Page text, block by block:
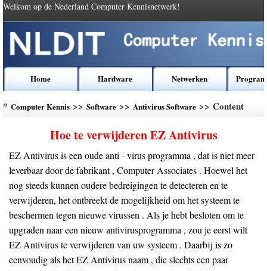
Welkom op de Nederland Computer Kennisnetwerk!
Home Hardware Netwerken
* Computer Kennis >> Software >> Antivirus Software >> Content
Hoe te verwijderen EZ Antivirus
EZ Antivirus is een oude anti - virus programma , dat is niet meer
leverbaar door de fabrikant , Computer Associates . Hoewel het
nog steeds kunnen oudere bedreigingen te detecteren en te
verwijderen, het ontbreekt de mogelijkheid om het systeem te
beschermen tegen nieuwe virussen . Als je hebt besloten om te
upgraden naar een nieuw antivirusprogramma , zou je eerst wilt
EZ Antivirus te verwijderen van uw systeem . Daarbij is zo
eenvoudig als het EZ Antivirus naam , die slechts een paar